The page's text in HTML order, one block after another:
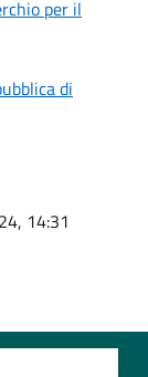
per il
di
14:31